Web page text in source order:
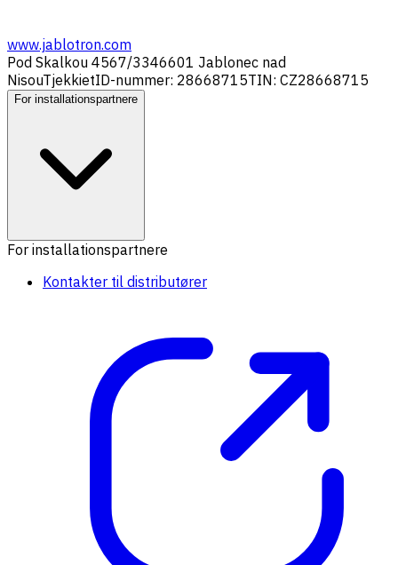
www.jablotron.com
Pod Skalkou 4567/3346601 Jablonec nad
NisouTjekkietID-nummer: 28668715TIN: CZ28668715
For installationspartnere
For installationspartnere
Kontakter til distributører